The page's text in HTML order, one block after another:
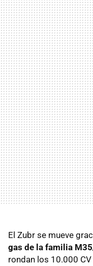
El Zubr se mueve
gas de la familia
rondan los 10.000